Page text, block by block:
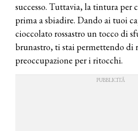
successo. Tuttavia, la tintura per
prima a sbiadire. Dando ai tuoi
cioccolato rossastro un tocco di
brunastro, ti stai permettendo di
preoccupazione per i ritocchi.